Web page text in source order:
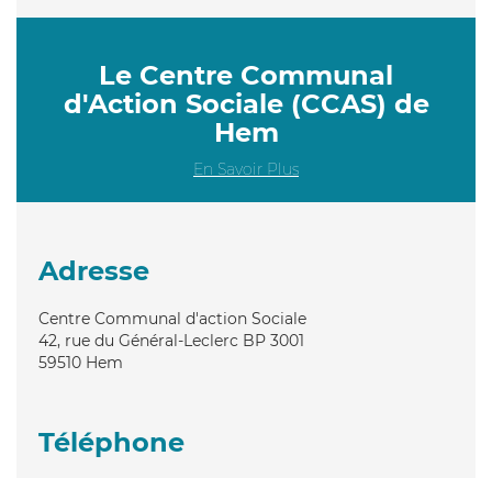
Le Centre Communal
d'Action Sociale (CCAS) de
Hem
En Savoir Plus
Adresse
Centre Communal d'action Sociale
42, rue du Général-Leclerc BP 3001
59510 Hem
Téléphone